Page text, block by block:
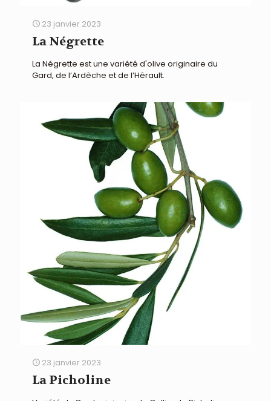
23 janvier 2023
La Négrette
La Négrette est une variété d'olive originaire du
Gard, de l’Ardèche et de l’Hérault.
23 janvier 2023
La Picholine